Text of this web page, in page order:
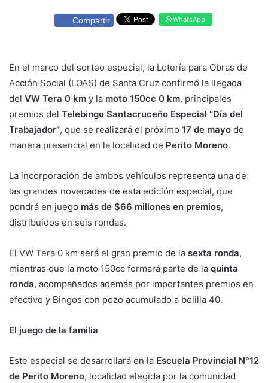
Compartir WhatsApp
En el marco del sorteo especial, la Lotería para Obras de
Acción Social (LOAS) de Santa Cruz confirmó la llegada
del VW Tera 0 km y la moto 150cc 0 km, principales
premios del Telebingo Santacruceño Especial “Día del
Trabajador”, que se realizará el próximo 17 de mayo de
manera presencial en la localidad de Perito Moreno.
La incorporación de ambos vehículos representa una de
las grandes novedades de esta edición especial, que
pondrá en juego más de $66 millones en premios,
distribuidos en seis rondas.
El VW Tera 0 km será el gran premio de la sexta ronda,
mientras que la moto 150cc formará parte de la quinta
ronda, acompañados además por importantes premios en
efectivo y Bingos con pozo acumulado a bolilla 40.
El juego de la familia
Este especial se desarrollará en la Escuela Provincial N°12
de Perito Moreno, localidad elegida por la comunidad